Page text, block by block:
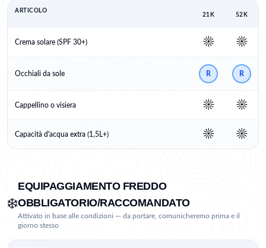
ARTICOLO
21K 52K
Crema solare (SPF 30+) ☀️ ☀️
Occhiali da sole R R
Cappellino o visiera ☀️ ☀️
Capacità d'acqua extra (1,5L+) ☀️ ☀️
❄️
EQUIPAGGIAMENTO FREDDO
OBBLIGATORIO/RACCOMANDATO
Attivato in base alle condizioni — da portare, comunicheremo prima e il
giorno stesso